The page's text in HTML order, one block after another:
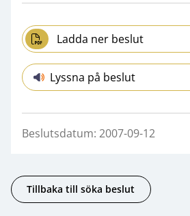
Ladda ner beslut
Lyssna på beslut
Beslutsdatum: 2007-09-12
Tillbaka till söka beslut